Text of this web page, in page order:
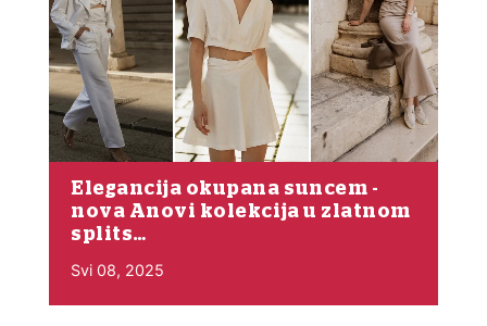
Elegancija okupana suncem -
nova Anovi kolekcija u zlatnom
splits…
Svi 08, 2025